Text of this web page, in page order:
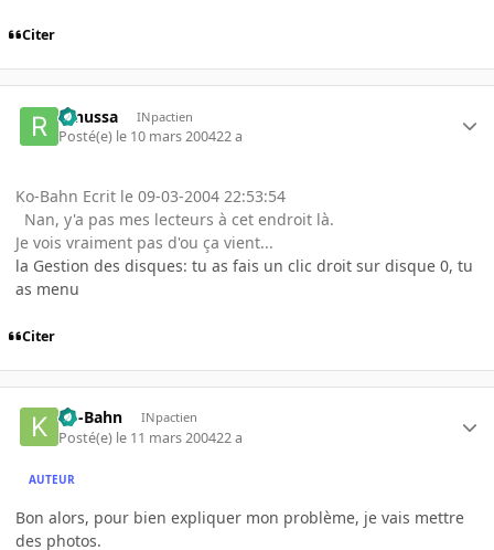
Citer
renussa INpactien
Posté(e) le 10 mars 200422 a
Ko-Bahn Ecrit le 09-03-2004 22:53:54
Nan, y'a pas mes lecteurs à cet endroit là.
Je vois vraiment pas d'ou ça vient...
la Gestion des disques: tu as fais un clic droit sur disque 0, tu
as menu
Citer
Ko-Bahn INpactien
Posté(e) le 11 mars 200422 a
AUTEUR
Bon alors, pour bien expliquer mon problème, je vais mettre
des photos.